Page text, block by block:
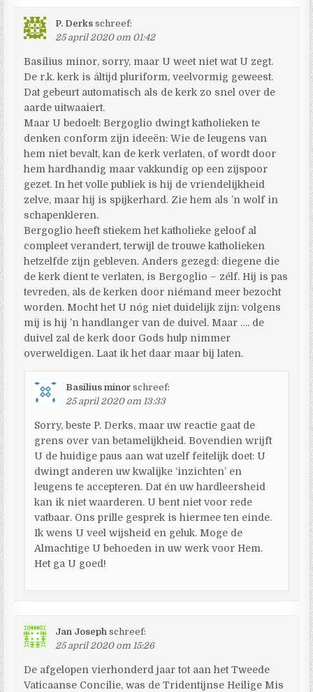
P. Derks schreef:
25 april 2020 om 01:42
Basilius minor, sorry, maar U weet niet wat U zegt.
De r.k. kerk is áltijd pluriform, veelvormig geweest.
Dat gebeurt automatisch als de kerk zo snel over de
aarde uitwaaiert.
Maar U bedoelt: Bergoglio dwingt katholieken te
denken conform zijn ideeën: Wie de leugens van
hem niet bevalt, kan de kerk verlaten, of wordt door
hem hardhandig maar vakkundig op een zijspoor
gezet. In het volle publiek is hij de vriendelijkheid
zelve, maar hij is spijkerhard. Zie hem als ’n wolf in
schapenkleren.
Bergoglio heeft stiekem het katholieke geloof al
compleet verandert, terwijl de trouwe katholieken
hetzelfde zijn gebleven. Anders gezegd: diegene die
de kerk dient te verlaten, is Bergoglio – zélf. Hij is pas
tevreden, als de kerken door niémand meer bezocht
worden. Mocht het U nóg niet duidelijk zijn: volgens
mij is hij ’n handlanger van de duivel. Maar …. de
duivel zal de kerk door Gods hulp nimmer
overweldigen. Laat ik het daar maar bij laten.
Basilius minor schreef:
25 april 2020 om 13:33
Sorry, beste P. Derks, maar uw reactie gaat de
grens over van betamelijkheid. Bovendien wrijft
U de huidige paus aan wat uzelf feitelijk doet: U
dwingt anderen uw kwalijke ‘inzichten’ en
leugens te accepteren. Dat én uw hardleersheid
kan ik niet waarderen. U bent niet voor rede
vatbaar. Ons prille gesprek is hiermee ten einde.
Ik wens U veel wijsheid en geluk. Moge de
Almachtige U behoeden in uw werk voor Hem.
Het ga U goed!
Jan Joseph schreef:
25 april 2020 om 15:26
De afgelopen vierhonderd jaar tot aan het Tweede
Vaticaanse Concilie, was de Tridentijnse Heilige Mis